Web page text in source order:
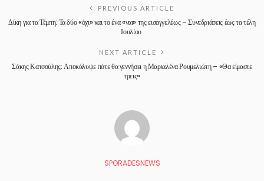
PREVIOUS ARTICLE
Δίκη για τα Τέμπη: Τα δύο «όχι» και το ένα «ναι» της εισαγγελέως – Συνεδριάσεις έως τα τέλη
Ιουλίου
NEXT ARTICLE
Σάκης Κατσούλης: Αποκάλυψε πότε θα γεννήσει η Μαριαλένα Ρουμελιώτη – «Θα είμαστε
τρεις»
SPORADESNEWS